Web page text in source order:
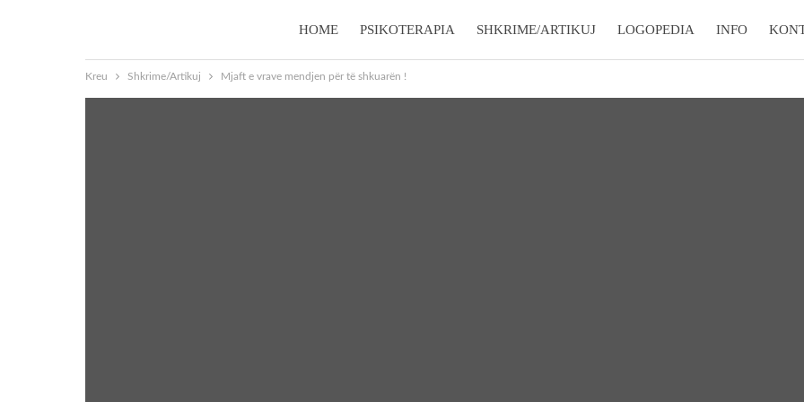
HOME PSIKOTERAPIA SHKRIME/ARTIKUJ LOGOPEDIA INFO
Kreu Shkrime/Artikuj Mjaft e vrave mendjen për të shkuarën !